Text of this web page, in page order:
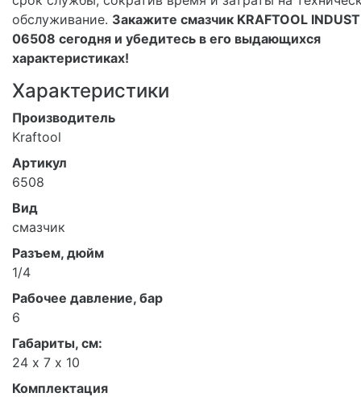
обслуживание. Закажите смазчик KRAFTOOL
06508 сегодня и убедитесь в его выдающихся
характеристиках!
Характеристики
Производитель
Kraftool
Артикул
6508
Вид
смазчик
Разъем, дюйм
1/4
Рабочее давление, бар
6
Габариты, см:
24 х 7 х 10
Комплектация